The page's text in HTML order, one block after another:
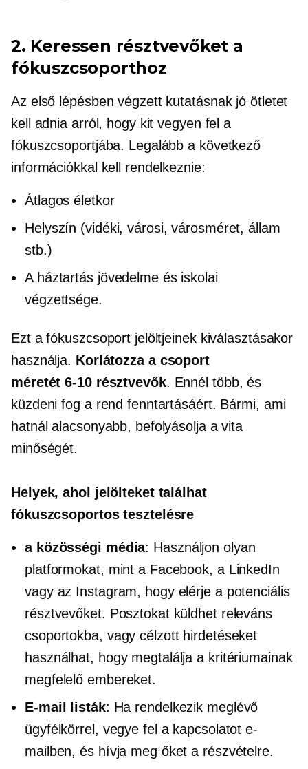
2. Keressen résztvevőket a
fókuszcsoporthoz
Az első lépésben végzett kutatásnak jó ötletet
kell adnia arról, hogy kit vegyen fel a
fókuszcsoportjába. Legalább a következő
információkkal kell rendelkeznie:
Átlagos életkor
Helyszín (vidéki, városi, városméret, állam
stb.)
A háztartás jövedelme és iskolai
végzettsége.
Ezt a fókuszcsoport jelöltjeinek kiválasztásakor
használja. Korlátozza a csoport
méretét6-10résztvevők. Ennél több, és
küzdeni fog a rend fenntartásáért. Bármi, ami
hatnál alacsonyabb, befolyásolja a vita
minőségét.
Helyek, ahol jelölteket találhat
fókuszcsoportos tesztelésre
a közösségi média: Használjon olyan
platformokat, mint a Facebook, a LinkedIn
vagy az Instagram, hogy elérje a potenciális
résztvevőket. Posztokat küldhet releváns
csoportokba, vagy célzott hirdetéseket
használhat, hogy megtalálja a kritériumainak
megfelelő embereket.
E-mail listák: Ha rendelkezik meglévő
ügyfélkörrel, vegye fel a kapcsolatot e-
mailben, és hívja meg őket a részvételre.